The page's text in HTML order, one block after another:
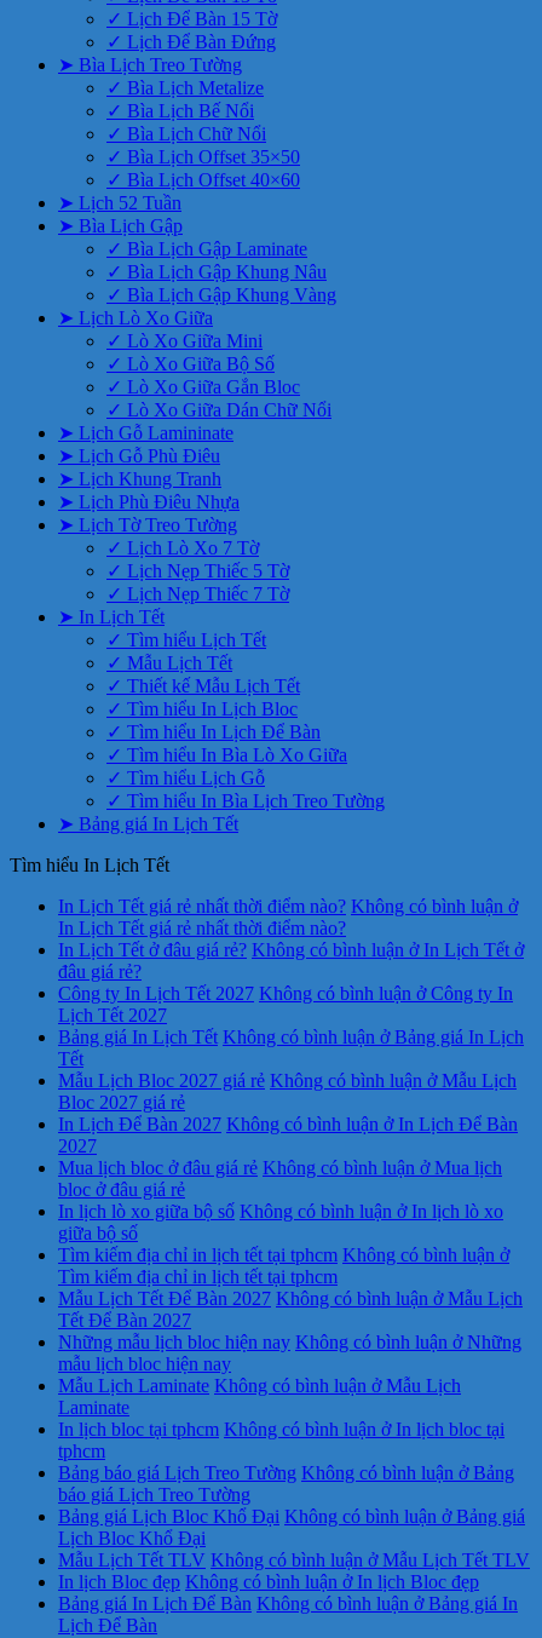
✓ Lịch Để Bàn 15 Tờ
✓ Lịch Để Bàn Đứng
➤ Bìa Lịch Treo Tường
✓ Bìa Lịch Metalize
✓ Bìa Lịch Bế Nổi
✓ Bìa Lịch Chữ Nổi
✓ Bìa Lịch Offset 35×50
✓ Bìa Lịch Offset 40×60
➤ Lịch 52 Tuần
➤ Bìa Lịch Gập
✓ Bìa Lịch Gập Laminate
✓ Bìa Lịch Gập Khung Nâu
✓ Bìa Lịch Gập Khung Vàng
➤ Lịch Lò Xo Giữa
✓ Lò Xo Giữa Mini
✓ Lò Xo Giữa Bộ Số
✓ Lò Xo Giữa Gắn Bloc
✓ Lò Xo Giữa Dán Chữ Nổi
➤ Lịch Gỗ Lamininate
➤ Lịch Gỗ Phù Điêu
➤ Lịch Khung Tranh
➤ Lịch Phù Điêu Nhựa
➤ Lịch Tờ Treo Tường
✓ Lịch Lò Xo 7 Tờ
✓ Lịch Nẹp Thiếc 5 Tờ
✓ Lịch Nẹp Thiếc 7 Tờ
➤ In Lịch Tết
✓ Tìm hiểu Lịch Tết
✓ Mẫu Lịch Tết
✓ Thiết kế Mẫu Lịch Tết
✓ Tìm hiểu In Lịch Bloc
✓ Tìm hiểu In Lịch Để Bàn
✓ Tìm hiểu In Bìa Lò Xo Giữa
✓ Tìm hiểu Lịch Gỗ
✓ Tìm hiểu In Bìa Lịch Treo Tường
➤ Bảng giá In Lịch Tết
Tìm hiểu In Lịch Tết
In Lịch Tết giá rẻ nhất thời điểm nào? Không có bình luận ở
In Lịch Tết giá rẻ nhất thời điểm nào?
In Lịch Tết ở đâu giá rẻ? Không có bình luận ở In Lịch Tết ở
đâu giá rẻ?
Công ty In Lịch Tết 2027 Không có bình luận ở Công ty In
Lịch Tết 2027
Bảng giá In Lịch Tết Không có bình luận ở Bảng giá In Lịch
Tết
Mẫu Lịch Bloc 2027 giá rẻ Không có bình luận ở Mẫu Lịch
Bloc 2027 giá rẻ
In Lịch Để Bàn 2027 Không có bình luận ở In Lịch Để Bàn
2027
Mua lịch bloc ở đâu giá rẻ Không có bình luận ở Mua lịch
bloc ở đâu giá rẻ
In lịch lò xo giữa bộ số Không có bình luận ở In lịch lò xo
giữa bộ số
Tìm kiếm địa chỉ in lịch tết tại tphcm Không có bình luận ở
Tìm kiếm địa chỉ in lịch tết tại tphcm
Mẫu Lịch Tết Để Bàn 2027 Không có bình luận ở Mẫu Lịch
Tết Để Bàn 2027
Những mẫu lịch bloc hiện nay Không có bình luận ở Những
mẫu lịch bloc hiện nay
Mẫu Lịch Laminate Không có bình luận ở Mẫu Lịch
Laminate
In lịch bloc tại tphcm Không có bình luận ở In lịch bloc tại
tphcm
Bảng báo giá Lịch Treo Tường Không có bình luận ở Bảng
báo giá Lịch Treo Tường
Bảng giá Lịch Bloc Khổ Đại Không có bình luận ở Bảng giá
Lịch Bloc Khổ Đại
Mẫu Lịch Tết TLV Không có bình luận ở Mẫu Lịch Tết TLV
In lịch Bloc đẹp Không có bình luận ở In lịch Bloc đẹp
Bảng giá In Lịch Để Bàn Không có bình luận ở Bảng giá In
Lịch Để Bàn